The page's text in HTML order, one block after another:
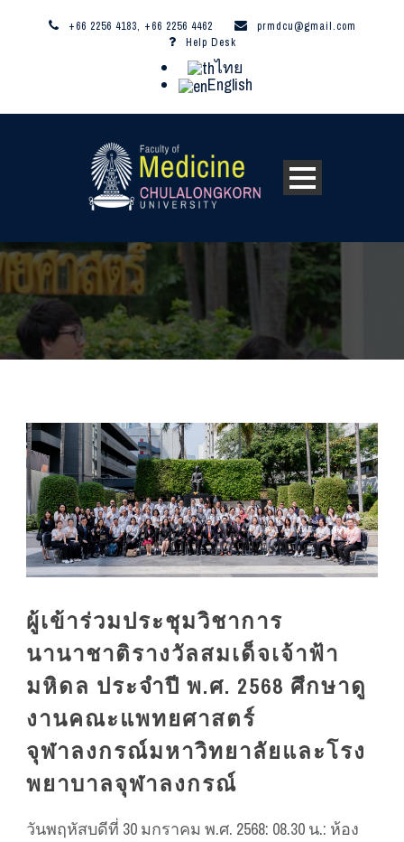
+66 2256 4183, +66 2256 4462
prmdcu@gmail.com
Help Desk
ไทย
English
ผู้เข้าร่วมประชุมวิชาการ
นานาชาติรางวัลสมเด็จเจ้าฟ้า
มหิดล ประจำปี พ.ศ. 2568 ศึกษาดู
งานคณะแพทยศาสตร์
จุฬาลงกรณ์มหาวิทยาลัยและโรง
พยาบาลจุฬาลงกรณ์
วันพฤหัสบดีที่ 30 มกราคม พ.ศ. 2568: 08.30 น.: ห้อง